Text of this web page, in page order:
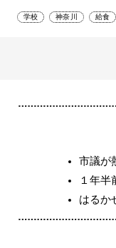
学校 神奈川 給食
市議が
１年半
はるか